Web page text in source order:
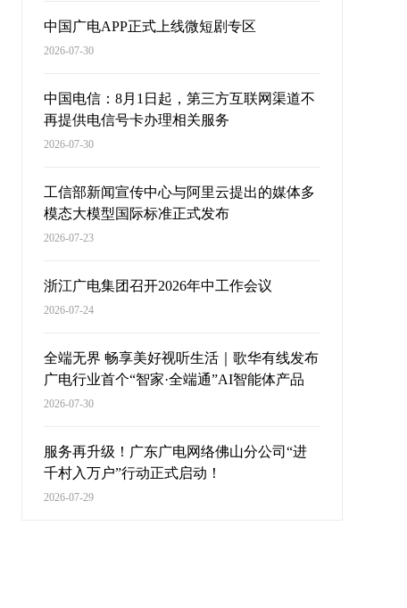
中国广电APP正式上线微短剧专区
2026-07-30
中国电信：8月1日起，第三方互联网渠道不
再提供电信号卡办理相关服务
2026-07-30
工信部新闻宣传中心与阿里云提出的媒体多
模态大模型国际标准正式发布
2026-07-23
浙江广电集团召开2026年中工作会议
2026-07-24
全端无界 畅享美好视听生活｜歌华有线发布
广电行业首个“智家·全端通”AI智能体产品
2026-07-30
服务再升级！广东广电网络佛山分公司“进
千村入万户”行动正式启动！
2026-07-29